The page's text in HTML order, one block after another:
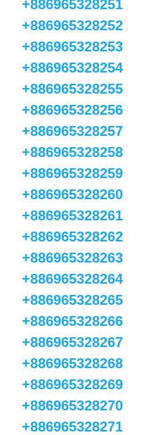
+886965328251
+886965328252
+886965328253
+886965328254
+886965328255
+886965328256
+886965328257
+886965328258
+886965328259
+886965328260
+886965328261
+886965328262
+886965328263
+886965328264
+886965328265
+886965328266
+886965328267
+886965328268
+886965328269
+886965328270
+886965328271